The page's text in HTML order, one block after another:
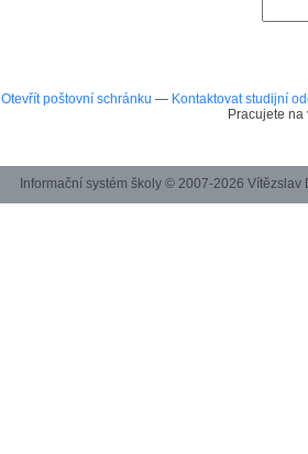
Otevřít poštovní schránku — Kontaktovat studijní
Pracujete
Informační systém školy © 2007-2026